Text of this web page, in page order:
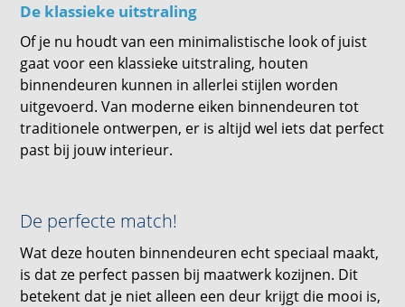
De klassieke uitstraling
Of je nu houdt van een minimalistische look of juist
gaat voor een klassieke uitstraling, houten
binnendeuren kunnen in allerlei stijlen worden
uitgevoerd. Van moderne eiken binnendeuren tot
traditionele ontwerpen, er is altijd wel iets dat perfect
past bij jouw interieur.
De perfecte match!
Wat deze houten binnendeuren echt speciaal maakt,
is dat ze perfect passen bij maatwerk kozijnen. Dit
betekent dat je niet alleen een deur krijgt die mooi is,